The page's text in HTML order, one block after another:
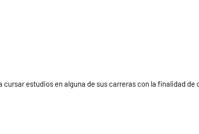
estudios en alguna de sus carreras con la finalidad de